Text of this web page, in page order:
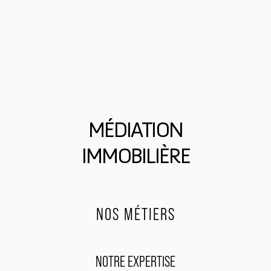
MÉDIATION
IMMOBILIÈRE
NOS MÉTIERS
NOTRE EXPERTISE